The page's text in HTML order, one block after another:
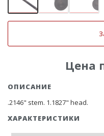
Цена
ОПИСАНИЕ
.2146" stem. 1.1827" head.
ХАРАКТЕРИСТИКИ